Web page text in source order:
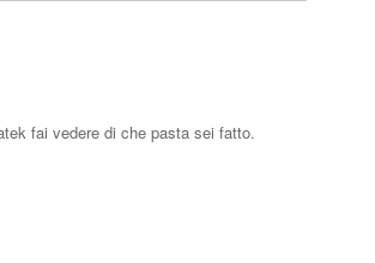
fai vedere di che pasta sei fatto.